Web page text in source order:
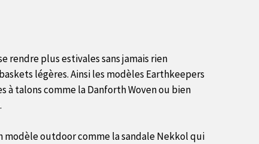
rendre plus estivales sans jamais rien
légères. Ainsi les modèles Earthkeepers
à talons comme la Danforth Woven ou bien
outdoor comme la sandale Nekkol qui